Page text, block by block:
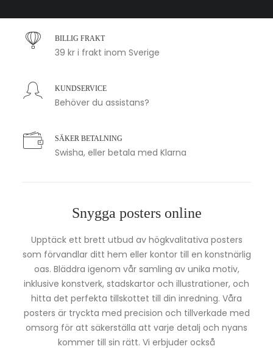
BILLIG FRAKT
39 kr i frakt inom Sverige
KUNDSERVICE
Behöver du assistans?
SÄKER BETALNING
Swisha, eller betala med Klarna
Snygga posters online
Upptäck ett brett utbud av högkvalitativa posters
som förvandlar ditt hem eller kontor till en konstnärlig
oas. Bläddra igenom vår samling av unika motiv,
inklusive konstverk, stadskartor och illustrationer, och
hitta det perfekta tillskottet till din inredning. Våra
posters är tryckta med precision och tillverkade med
omsorg för att säkerställa att varje detalj och nyans
kommer till sin rätt. Vi erbjuder också